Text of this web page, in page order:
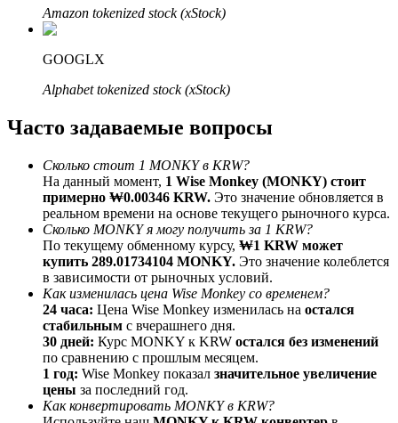
Партнеры Bitrue
До 65% комиссии!
Реферал
Пригласите друга, чтобы получить денежные
вознаграждения
BTC Welcome Rewards
Amazon tokenized stock (xStock)
GOOGLX
Alphabet tokenized stock (xStock)
Часто задаваемые вопросы
Сколько стоит 1 MONKY в KRW?
На данный момент, 1 Wise Monkey (MONKY) стоит
примерно ₩0.00346 KRW. Это значение обновляется в
реальном времени на основе текущего рыночного курса.
Сколько MONKY я могу получить за 1 KRW?
По текущему обменному курсу, ₩1 KRW может
купить 289.01734104 MONKY. Это значение колеблется
в зависимости от рыночных условий.
Как изменилась цена Wise Monkey со временем?
24 часа: Цена Wise Monkey изменилась на остался
стабильным с вчерашнего дня.
30 дней: Курс MONKY к KRW остался без изменений
по сравнению с прошлым месяцем.
1 год: Wise Monkey показал значительное увеличение
цены за последний год.
Как конвертировать MONKY в KRW?